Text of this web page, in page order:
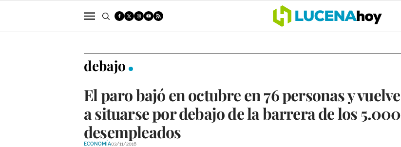
debajo
El paro bajó en octubre en 76 personas y vuelve
a situarse por debajo de la barrera de los 5.000
desempleados
ECONOMÍA03/11/2016